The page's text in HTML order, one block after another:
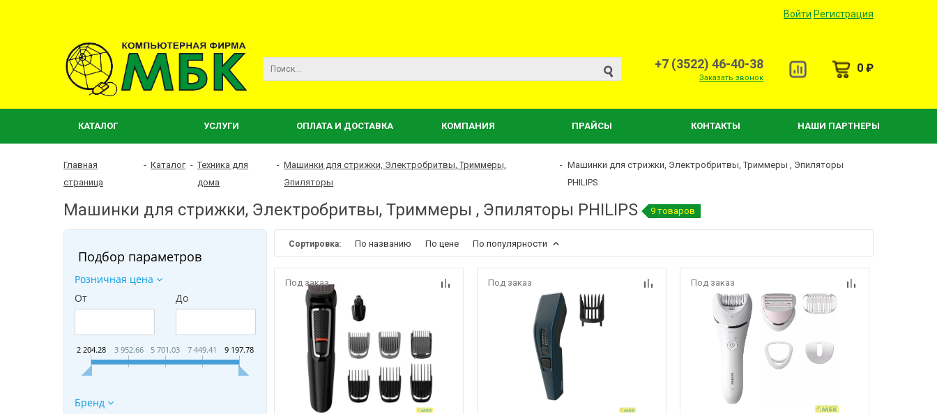
Войти Регистрация
+7 (3522) 46-40-38
Заказать звонок
0 ₽
КАТАЛОГ УСЛУГИ ОПЛАТА И ДОСТАВКА КОМПАНИЯ ПРАЙСЫ КОНТАКТЫ НАШИ ПАРТНЕРЫ
Главная
страница
- Каталог - Техника для
дома
- Машинки для стрижки, Электробритвы, Триммеры,
Эпиляторы
- Машинки для стрижки, Электробритвы, Триммеры , Эпиляторы
PHILIPS
Машинки для стрижки, Электробритвы, Триммеры , Эпиляторы PHILIPS 9 товаров
Подбор параметров
Розничная цена
От
До
2 204.28 3 952.66 5 701.03 7 449.41 9 197.78
Бренд
Сортировка: По названию По цене По популярности
Под заказ Под заказ Под заказ